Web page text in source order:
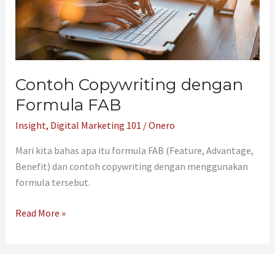
Contoh Copywriting dengan
Formula FAB
Insight, Digital Marketing 101 /Onero
Mari kita bahas apa itu formula FAB (Feature, Advantage,
Benefit) dan contoh copywriting dengan menggunakan
formula tersebut.
Read More »